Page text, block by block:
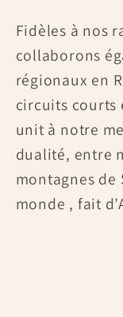
Fidèles à nos
collaborons
régionaux en
circuits courts
unit à notre
dualité, entre
montagnes
monde , fait